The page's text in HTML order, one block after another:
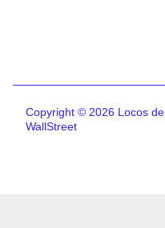
Copyright © 2026 Locos de
WallStreet